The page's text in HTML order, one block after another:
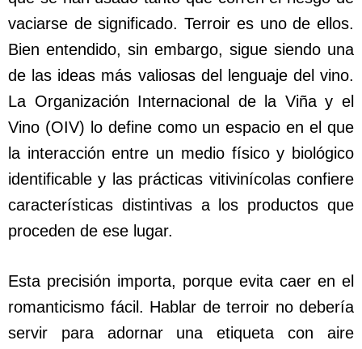
vaciarse de significado. Terroir es uno de ellos.
Bien entendido, sin embargo, sigue siendo una
de las ideas más valiosas del lenguaje del vino.
La Organización Internacional de la Viña y el
Vino (OIV) lo define como un espacio en el que
la interacción entre un medio físico y biológico
identificable y las prácticas vitivinícolas confiere
características distintivas a los productos que
proceden de ese lugar.
Esta precisión importa, porque evita caer en el
romanticismo fácil. Hablar de terroir no debería
servir para adornar una etiqueta con aire